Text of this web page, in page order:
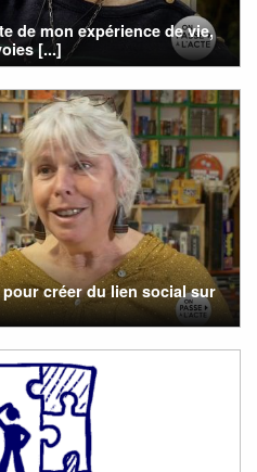
de mon expérience de vie,
[...]
créer du lien social sur